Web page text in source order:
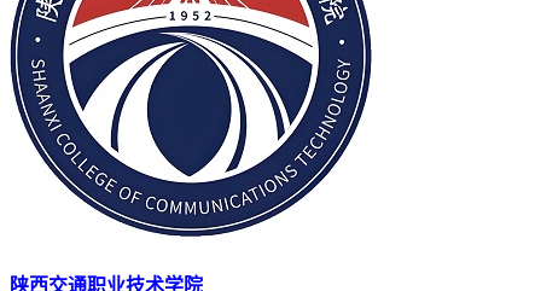
陕西交通职业技术学院